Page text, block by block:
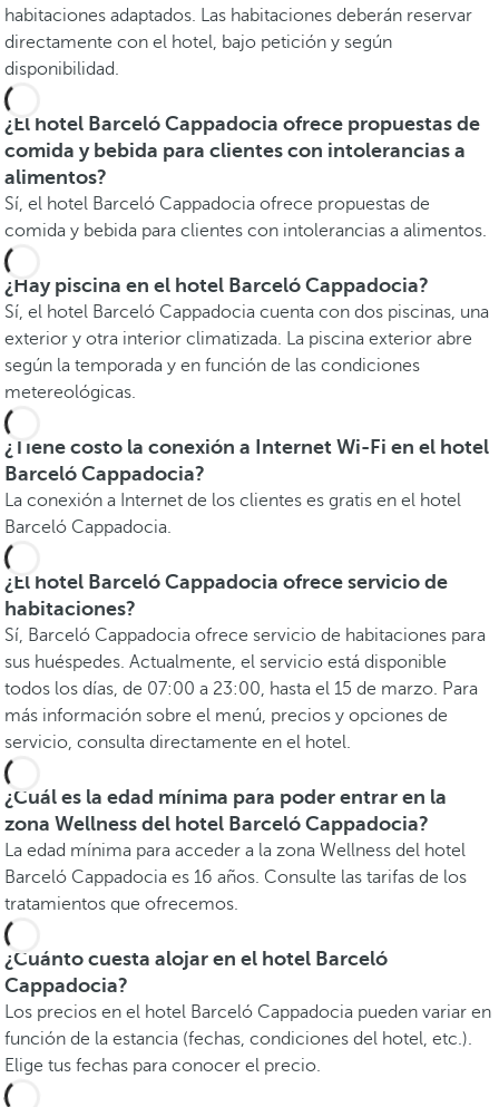
habitaciones adaptados. Las habitaciones deberán reservar
directamente con el hotel, bajo petición y según
disponibilidad.
¿El hotel Barceló Cappadocia ofrece propuestas de
comida y bebida para clientes con intolerancias a
alimentos?
Sí, el hotel Barceló Cappadocia ofrece propuestas de
comida y bebida para clientes con intolerancias a alimentos.
¿Hay piscina en el hotel Barceló Cappadocia?
Sí, el hotel Barceló Cappadocia cuenta con dos piscinas, una
exterior y otra interior climatizada. La piscina exterior abre
según la temporada y en función de las condiciones
metereológicas.
¿Tiene costo la conexión a Internet Wi-Fi en el hotel
Barceló Cappadocia?
La conexión a Internet de los clientes es gratis en el hotel
Barceló Cappadocia.
¿El hotel Barceló Cappadocia ofrece servicio de
habitaciones?
Sí, Barceló Cappadocia ofrece servicio de habitaciones para
sus huéspedes. Actualmente, el servicio está disponible
todos los días, de 07:00 a 23:00, hasta el 15 de marzo. Para
más información sobre el menú, precios y opciones de
servicio, consulta directamente en el hotel.
¿Cuál es la edad mínima para poder entrar en la
zona Wellness del hotel Barceló Cappadocia?
La edad mínima para acceder a la zona Wellness del hotel
Barceló Cappadocia es 16 años. Consulte las tarifas de los
tratamientos que ofrecemos.
¿Cuánto cuesta alojar en el hotel Barceló
Cappadocia?
Los precios en el hotel Barceló Cappadocia pueden variar en
función de la estancia (fechas, condiciones del hotel, etc.).
Elige tus fechas para conocer el precio.